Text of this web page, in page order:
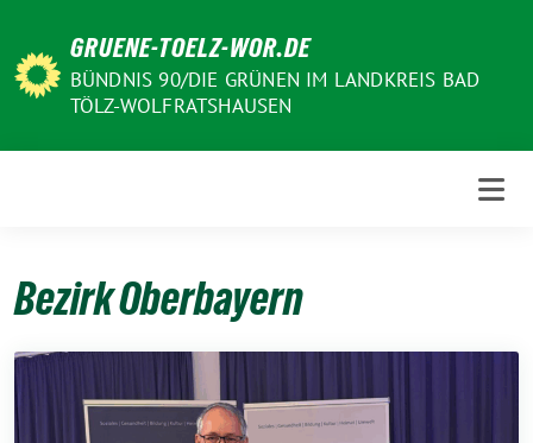
zum
Inhalt
GRUENE-TOELZ-WOR.DE
BÜNDNIS 90/DIE GRÜNEN IM LANDKREIS BAD
TÖLZ-WOLFRATSHAUSEN
Bezirk Oberbayern